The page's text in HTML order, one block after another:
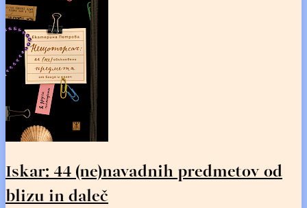
Iskar: 44 (ne)navadnih predmetov od
blizu in daleč